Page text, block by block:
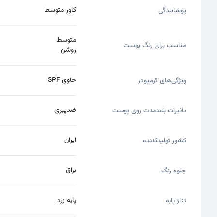
پوشانندگی کاور متوسط
مناسب برای رنگ پوست
متوسط
روشن
ویژگی‌های کرم‌پودر حاوی SPF
تأثیرات بلندمدت روی پوست ضد‌پیری
کشور تولیدکننده ایران
جلوه رنگ براق
تناژ پایه پایه زرد